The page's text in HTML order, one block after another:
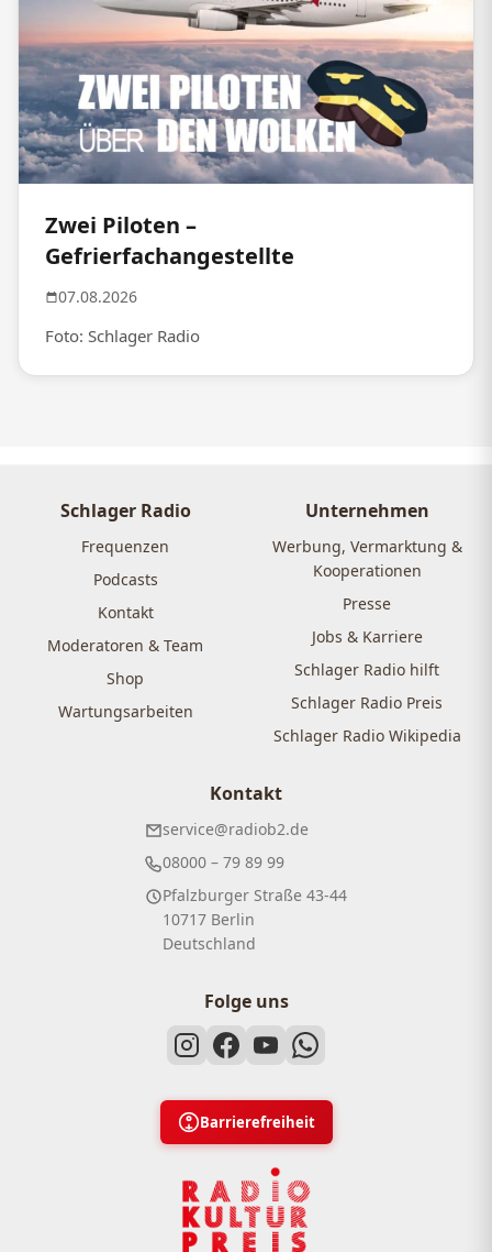
Zwei Piloten –
Gefrierfachangestellte
07.08.2026
Foto: Schlager Radio
Schlager Radio
Frequenzen
Podcasts
Kontakt
Moderatoren & Team
Shop
Wartungsarbeiten
Unternehmen
Werbung, Vermarktung &
Kooperationen
Presse
Jobs & Karriere
Schlager Radio hilft
Schlager Radio Preis
Schlager Radio Wikipedia
Kontakt
service@radiob2.de
08000 – 79 89 99
Pfalzburger Straße 43-44
10717 Berlin
Deutschland
Folge uns
Barrierefreiheit